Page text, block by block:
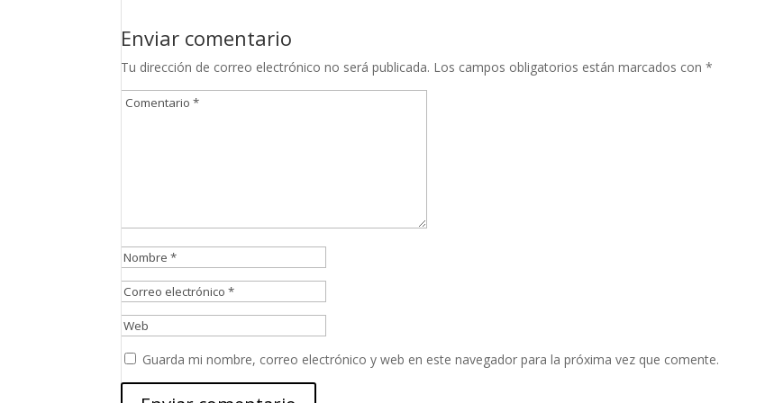
Enviar comentario
Tu dirección de correo electrónico no será publicada. Los campos obligatorios están marcados con*
Guarda mi nombre, correo electrónico y web en este navegador para la próxima vez que comente.